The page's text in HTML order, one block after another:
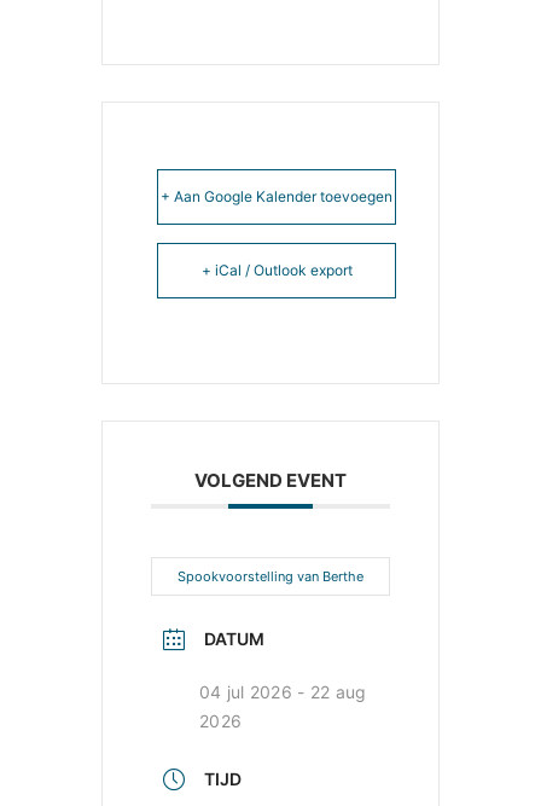
+ Aan Google Kalender toevoegen
+ iCal / Outlook export
VOLGEND EVENT
Spookvoorstelling van Berthe
DATUM
04 jul 2026 - 22 aug
2026
TIJD